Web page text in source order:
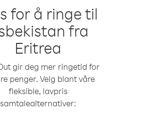
for å ringe til
fra
Eritrea
gir deg mer ringetid for
penger. Velg blant våre
fleksible, lavpris
samtalealternativer: